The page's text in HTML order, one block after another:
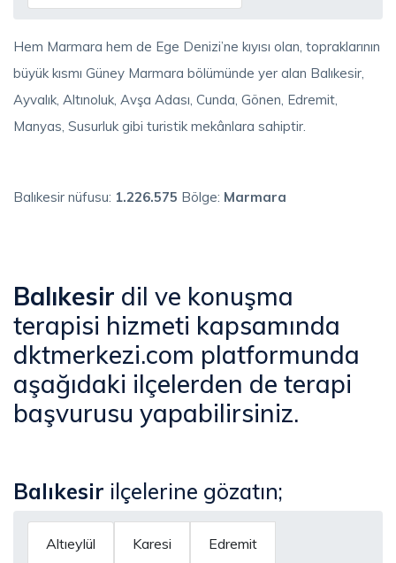
Hem Marmara hem de Ege Denizi’ne kıyısı olan, topraklarının
büyük kısmı Güney Marmara bölümünde yer alan Balıkesir,
Ayvalık, Altınoluk, Avşa Adası, Cunda, Gönen, Edremit,
Manyas, Susurluk gibi turistik mekânlara sahiptir.
Balıkesir nüfusu: 1.226.575 Bölge: Marmara
Balıkesir dil ve konuşma
terapisi hizmeti kapsamında
dktmerkezi.com platformunda
aşağıdaki ilçelerden de terapi
başvurusu yapabilirsiniz.
Balıkesir ilçelerine gözatın;
Altıeylül Karesi Edremit